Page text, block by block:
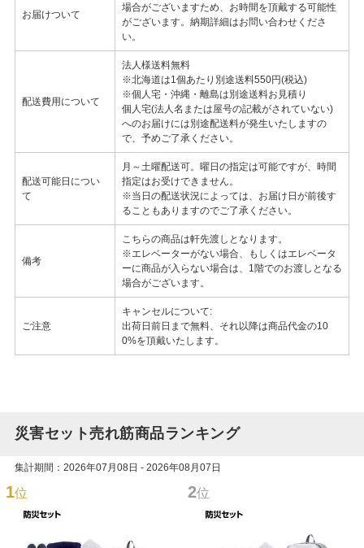
お届けついて
場合がございますため、お時間を頂戴する可能性
がございます。納期詳細はお問い合わせくださ
い。
配送費用について
法人様送料無料
※北海道は1個あたり別途送料550円(税込)
※個人宅・沖縄・離島は別途送料お見積り
個人宅(法人名または屋号の記載がされていない)
へのお届けには別途配送料が発生いたしますの
で、予めご了承ください。
配送可能日につい
て
月～土曜配送可。曜日の指定は可能ですが、時間
指定はお受けできません。
※当日の配送状況によっては、お届け日が前後す
ることもありますのでご了承ください。
備考
こちらの商品は軒先渡しとなります。
※エレベーターがない場合、もしくはエレベータ
ーに商品が入らない場合は、1階でのお渡しとなる
場合がございます。
ご注意
キャンセルについて:
出荷日前日まで無料、それ以降は商品代金の10
0%を頂戴いたします。
災害セット売れ筋商品ランキング
集計期間：2026年07月08日 - 2026年08月07日
1位 2位